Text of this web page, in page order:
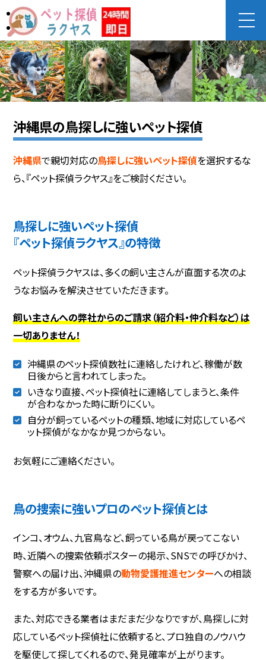
沖縄県の鳥探しに強いペット探偵
沖縄県で親切対応の鳥探しに強いペット探偵を選択するな
ら、『ペット探偵ラクヤス』をご検討ください。
鳥探しに強いペット探偵
『ペット探偵ラクヤス』の特徴
ペット探偵ラクヤスは、多くの飼い主さんが直面する次のよ
うなお悩みを解決させていただきます。
飼い主さんへの弊社からのご請求（紹介料・仲介料など）は
一切ありません！
沖縄県のペット探偵数社に連絡したけれど、稼働が数
日後からと言われてしまった。
いきなり直接、ペット探偵社に連絡してしまうと、条件
が合わなかった時に断りにくい。
自分が飼っているペットの種類、地域に対応しているペ
ット探偵がなかなか見つからない。
お気軽にご連絡ください。
鳥の捜索に強いプロのペット探偵とは
インコ、オウム、九官鳥など、飼っている鳥が戻ってこない
時、近隣への捜索依頼ポスターの掲示、SNSでの呼びかけ、
警察への届け出、沖縄県の動物愛護推進センターへの相談
をする方が多いです。
また、対応できる業者はまだまだ少なりですが、鳥探しに対
応しているペット探偵社に依頼すると、プロ独自のノウハウ
を駆使して探してくれるので、発見確率が上がります。